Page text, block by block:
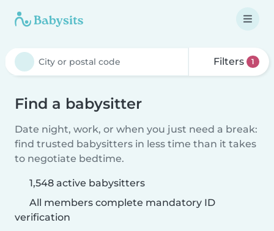
Filters 1
Find a babysitter
Date night, work, or when you just need a break:
find trusted babysitters in less time than it takes
to negotiate bedtime.
1,548 active babysitters
All members complete mandatory ID
verification